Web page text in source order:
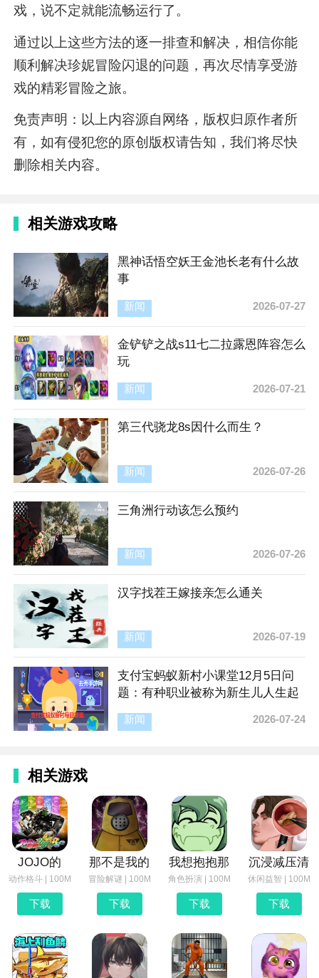
戏，说不定就能流畅运行了。
通过以上这些方法的逐一排查和解决，相信你能
顺利解决珍妮冒险闪退的问题，再次尽情享受游
戏的精彩冒险之旅。
免责声明：以上内容源自网络，版权归原作者所
有，如有侵犯您的原创版权请告知，我们将尽快
删除相关内容。
相关游戏攻略
黑神话悟空妖王金池长老有什么故
事
新闻 2026-07-27
金铲铲之战s11七二拉露恩阵容怎么
玩
新闻 2026-07-21
第三代骁龙8s因什么而生？
新闻 2026-07-26
三角洲行动该怎么预约
新闻 2026-07-26
汉字找茬王嫁接亲怎么通关
新闻 2026-07-19
支付宝蚂蚁新村小课堂12月5日问
题：有种职业被称为新生儿人生起
么
新闻 2026-07-24
相关游戏
JOJO的
动作格斗 | 100M
下载
那不是我的
冒险解谜 | 100M
下载
我想抱抱那
角色扮演 | 100M
下载
沉浸减压清
休闲益智 | 100M
下载